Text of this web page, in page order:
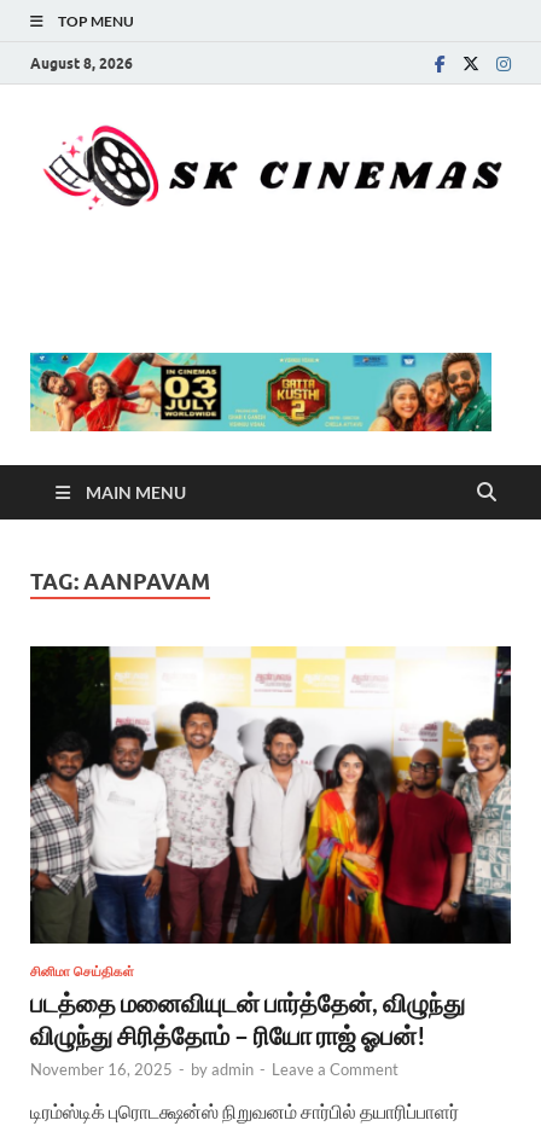
TOP MENU
August 8, 2026
MAIN MENU
TAG:AANPAVAM
சினிமா செய்திகள்
படத்தை மனைவியுடன் பார்த்தேன், விழுந்து
விழுந்து சிரித்தோம் – ரியோ ராஜ் ஓபன்!
November 16, 2025 - byadmin - Leave a Comment
டிரம்ஸ்டிக் புரொடக்ஷன்ஸ் நிறுவனம் சார்பில் தயாரிப்பாளர்